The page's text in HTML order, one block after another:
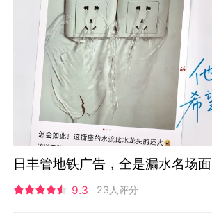
日丰管地铁广告，全是漏水名场面
9.3 23人评分